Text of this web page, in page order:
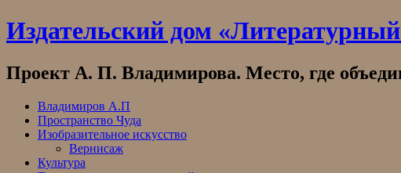
Skip
to
Издательский дом
Проект А. П. Владимирова. Место, где
Владимиров А.П
Пространство Чуда
Изобразительное искусство
Вернисаж
Культура